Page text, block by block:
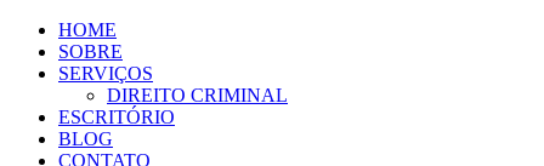
HOME
SOBRE
SERVIÇOS
DIREITO CRIMINAL
ESCRITÓRIO
BLOG
CONTATO